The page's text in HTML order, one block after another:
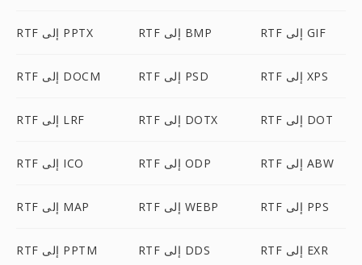
RTF إلى PPTX RTF إلى BMP RTF إلى GIF
RTF إلى DOCM RTF إلى PSD RTF إلى XPS
RTF إلى LRF RTF إلى DOTX RTF إلى DOT
RTF إلى ICO RTF إلى ODP RTF إلى ABW
RTF إلى MAP RTF إلى WEBP RTF إلى PPS
RTF إلى PPTM RTF إلى DDS RTF إلى EXR